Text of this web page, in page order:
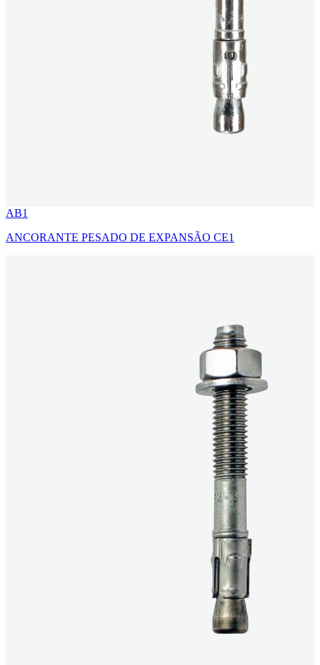
AB1
ANCORANTE PESADO DE EXPANSÃO CE1